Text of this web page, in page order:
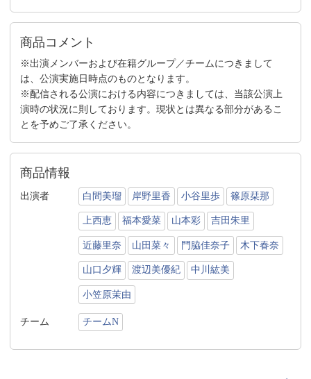
商品コメント
※出演メンバーおよび在籍グループ／チームにつきまして
は、公演実施日時点のものとなります。
※配信される公演における内容につきましては、当該公演上
演時の状況に則しております。現状とは異なる部分があるこ
とを予めご了承ください。
商品情報
出演者 白間美瑠 岸野里香 小谷里歩 篠原栞那
上西恵 福本愛菜 山本彩 吉田朱里
近藤里奈 山田菜々 門脇佳奈子 木下春奈
山口夕輝 渡辺美優紀 中川紘美
小笠原茉由
チーム チームN